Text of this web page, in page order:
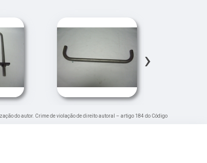
›
do autor. Crime de violação de direito autoral – artigo 184 do Código